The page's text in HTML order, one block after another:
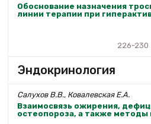
Обоснование назначения
линии терапии при
226-230
Эндокринология
Салухов В.В., Ковалевская Е.А.
Взаимосвязь ожирения,
остеопороза, а также методы